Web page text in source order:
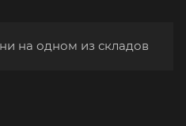
на одном из складов